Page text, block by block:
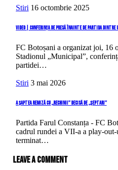
Stiri 16 octombrie 2025
VIDEO | Conferința de presă înainte de partida dintre
FC Botoșani a organizat joi, 16
Stadionul „Municipal”,
partidei…
Stiri 3 mai 2026
A șaptea remiză cu „rechinii” decisă de „șeptari”
Partida Farul Constanța - FC
cadrul rundei a VII-a a play-
terminat…
Leave a comment